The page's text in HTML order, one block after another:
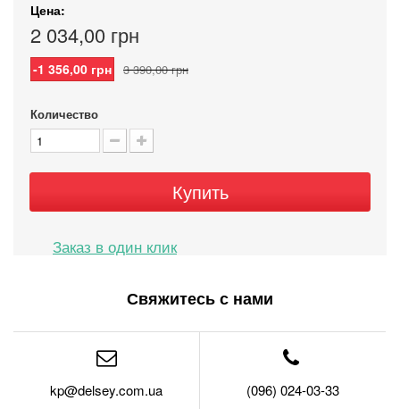
Цена:
2 034,00 грн
-1 356,00 грн 3 390,00 грн
Количество
Купить
Свяжитесь с нами
kp@delsey.com.ua (096) 024-03-33